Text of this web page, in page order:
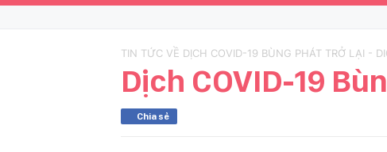
TIN TỨC VỀ DỊCH COVID-19 BÙNG PHÁT TRỞ LẠI -
Dịch COVID-19
Chia sẻ